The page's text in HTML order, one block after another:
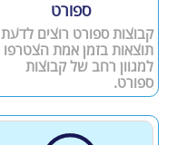
ספורט
קבוצות ספורט רוצים לדעת
תוצאות בזמן אמת הצטרפו
למגוון רחב של קבוצות
ספורט.